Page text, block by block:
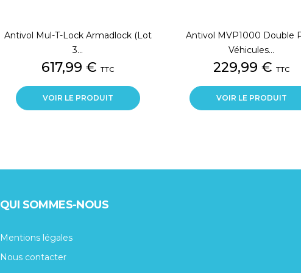
Antivol Mul-T-Lock Armadlock (lot
3...
Prix
617,99 € TTC
VOIR LE PRODUIT
Antivol MVP1000 Double
Véhicules...
Prix
229,99 € TTC
VOIR LE PRODUIT
QUI SOMMES-NOUS
Mentions légales
Nous contacter